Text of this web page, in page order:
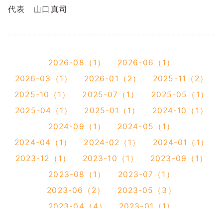
代表 山口真司
2026-08（1）
2026-06（1）
2026-03（1）
2026-01（2）
2025-11（2）
2025-10（1）
2025-07（1）
2025-05（1）
2025-04（1）
2025-01（1）
2024-10（1）
2024-09（1）
2024-05（1）
2024-04（1）
2024-02（1）
2024-01（1）
2023-12（1）
2023-10（1）
2023-09（1）
2023-08（1）
2023-07（1）
2023-06（2）
2023-05（3）
2023-04（4）
2023-01（1）